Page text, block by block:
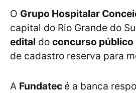
O Grupo Hospitalar
capital do Rio Grande do
edital do concurso público
de cadastro reserva para
A Fundatec é a banca